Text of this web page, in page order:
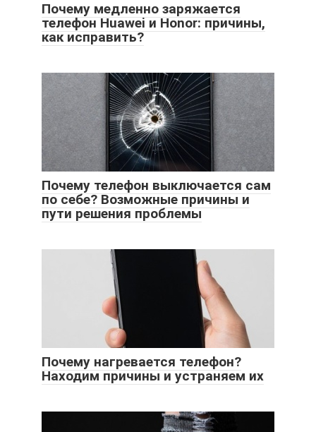
Почему медленно заряжается
телефон Huawei и Honor: причины,
как исправить?
Почему телефон выключается сам
по себе? Возможные причины и
пути решения проблемы
Почему нагревается телефон?
Находим причины и устраняем их